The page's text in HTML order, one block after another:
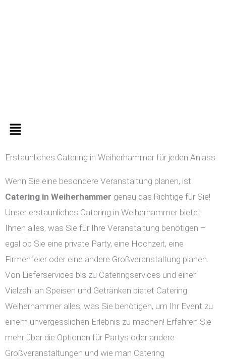
Menü
Erstaunliches Catering in Weiherhammer für jeden Anlass
Wenn Sie eine besondere Veranstaltung planen, ist
Catering in Weiherhammer genau das Richtige für Sie!
Unser erstaunliches Catering in Weiherhammer bietet
Ihnen alles, was Sie für Ihre Veranstaltung benötigen –
egal ob Sie eine private Party, eine Hochzeit, eine
Firmenfeier oder eine andere Großveranstaltung planen.
Von Lieferservices bis zu Cateringservices und einer
Vielzahl an Speisen und Getränken bietet Catering
Weiherhammer alles, was Sie benötigen, um Ihr Event zu
einem unvergesslichen Erlebnis zu machen! Erfahren Sie
mehr über die Optionen für Partys oder andere
Großveranstaltungen und wie man Catering